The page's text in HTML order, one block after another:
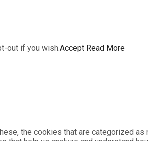
out if you wish.Accept Read More
the cookies that are categorized